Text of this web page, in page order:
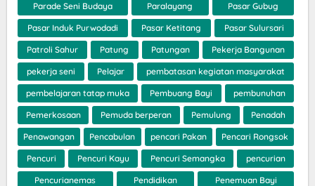
Parade Seni Budaya Paralayang Pasar Gubug
Pasar Induk Purwodadi Pasar Ketitang Pasar Sulursari
Patroli Sahur Patung Patungan Pekerja Bangunan
pekerja seni Pelajar pembatasan kegiatan masyarakat
pembelajaran tatap muka Pembuang Bayi pembunuhan
Pemerkosaan Pemuda berperan Pemulung Penadah
Penawangan Pencabulan pencari Pakan Pencari Rongsok
Pencuri Pencuri Kayu Pencuri Semangka pencurian
Pencurianemas Pendidikan Penemuan Bayi